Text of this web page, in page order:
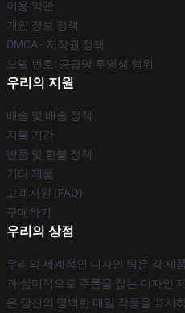
이용 약관
개인 정보 정책
DMCA - 저작권 정책
모델 번호: 공급망 투명성 행위
우리의 지원
배송 및 배송 정책
지불 기간
반품 및 환불 정책
기타 제품
고객지원 (FAQ)
구매하기
우리의 상점
우리의 세계적인 디자인 팀은 각 제
과 심미적으로 주름을 잡는 디자인
은 당신의 명백한 매일 작풍을 표시